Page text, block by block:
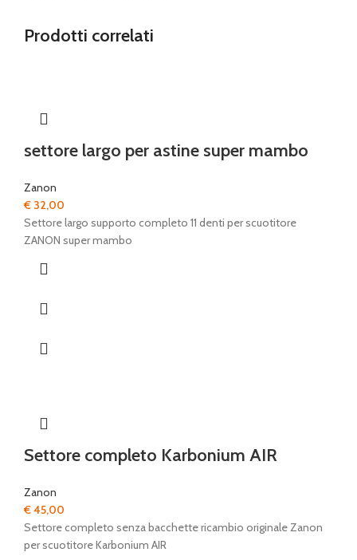
Prodotti correlati
settore largo per astine super mambo
Zanon
€ 32,00
Settore largo supporto completo 11 denti per scuotitore
ZANON super mambo
Settore completo Karbonium AIR
Zanon
€45,00
Settore completo senza bacchette ricambio originale Zanon
per scuotitore Karbonium AIR